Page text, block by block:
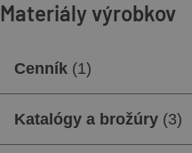
Materiály výrobkov
Cenník (1)
Cenník
Katalógy a brožúry (3)